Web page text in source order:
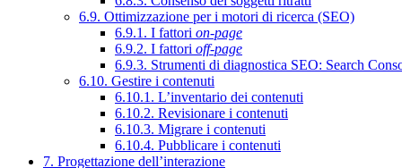
6.9. Ottimizzazione per i motori di ricerca (SEO)
6.9.1. I fattori on-page
6.9.2. I fattori off-page
6.9.3. Strumenti di diagnostica SEO: Search
6.10. Gestire i contenuti
6.10.1. L’inventario dei contenuti
6.10.2. Revisionare i contenuti
6.10.3. Migrare i contenuti
6.10.4. Pubblicare i contenuti
7. Progettazione dell’interazione